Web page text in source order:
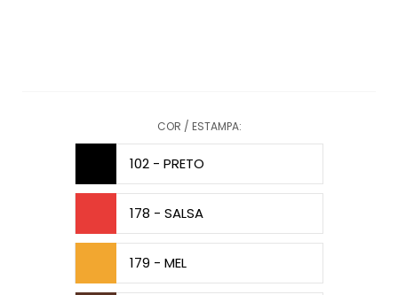
COR / ESTAMPA:
102 - PRETO
178 - SALSA
179 - MEL